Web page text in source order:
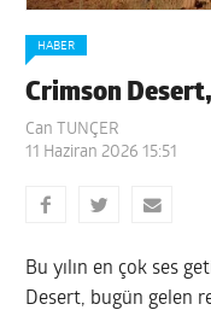
HABER
Crimson
Can TUNÇER
11 Haziran 2026 15:51
Bu yılın en çok ses
Desert, bugün gelen